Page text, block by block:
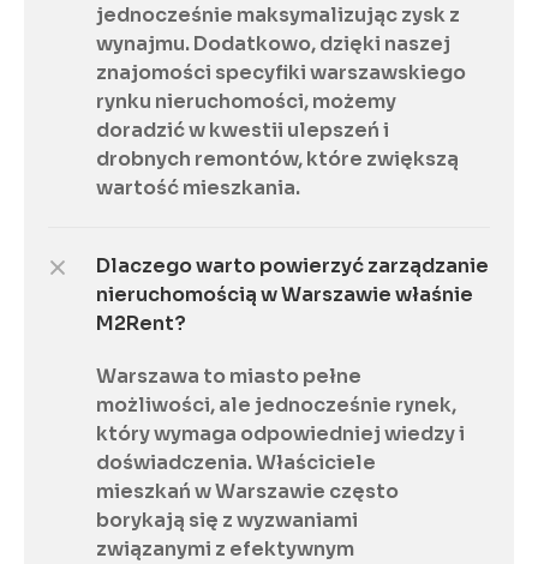
jednocześnie maksymalizując zysk z
wynajmu. Dodatkowo, dzięki naszej
znajomości specyfiki warszawskiego
rynku nieruchomości, możemy
doradzić w kwestii ulepszeń i
drobnych remontów, które zwiększą
wartość mieszkania.
Dlaczego warto powierzyć zarządzanie
nieruchomością w Warszawie właśnie
M2Rent?
Warszawa to miasto pełne
możliwości, ale jednocześnie rynek,
który wymaga odpowiedniej wiedzy i
doświadczenia. Właściciele
mieszkań w Warszawie często
borykają się z wyzwaniami
związanymi z efektywnym